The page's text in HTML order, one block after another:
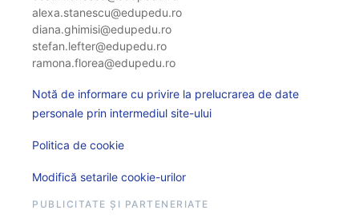
alexa.stanescu@edupedu.ro
diana.ghimisi@edupedu.ro
stefan.lefter@edupedu.ro
ramona.florea@edupedu.ro
Notă de informare cu privire la prelucrarea de date
personale prin intermediul site-ului
Politica de cookie
Modifică setarile cookie-urilor
PUBLICITATE ȘI PARTENERIATE